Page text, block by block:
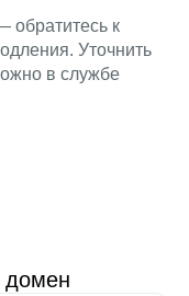
обратитесь к
Уточнить
в службе
домен